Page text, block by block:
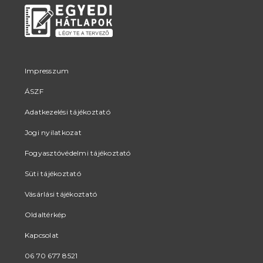
van.
termékoldalon
Impresszum
ÁSZF
Adatkezelési tájékoztató
Jogi nyilatkozat
Fogyasztóvédelmi tájékoztató
Süti tájékoztató
Vásárlási tájékoztató
Oldaltérkép
Kapcsolat
06 70 677 8521